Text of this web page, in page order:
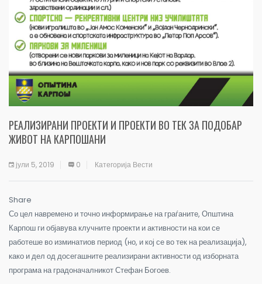
РЕАЛИЗИРАНИ ПРОЕКТИ И ПРОЕКТИ ВО ТЕК ЗА ПОДОБАР
ЖИВОТ НА КАРПОШАНИ
јули 5, 2019 0 Категорија Вести
Share
Со цел навремено и точно информирање на граѓаните, Општина
Карпош ги објавува клучните проекти и активности на кои се
работеше во изминатиов период (но, и кој се во тек на реализација),
како и дел од досегашните реализирани активности од изборната
програма на градоначалникот Стефан Богоев.